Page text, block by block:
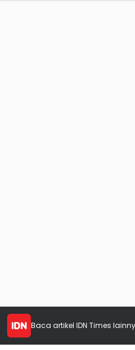
Baca artikel IDN Times